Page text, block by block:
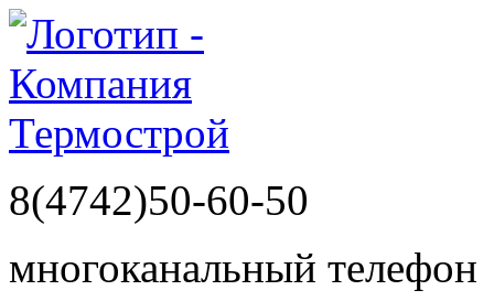
8(4742)50-60-50
многоканальный телефон